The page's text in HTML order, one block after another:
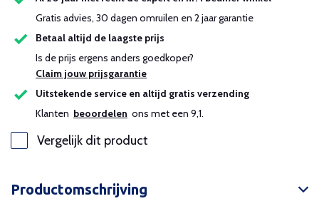
Gratis advies, 30 dagen omruilen en 2 jaar garantie
Betaal altijd de laagste prijs
Is de prijs ergens anders goedkoper?
Claim jouw prijsgarantie
Uitstekende service en altijd gratis verzending
Klanten beoordelen ons met een 9,1.
Vergelijk dit product
Productomschrijving